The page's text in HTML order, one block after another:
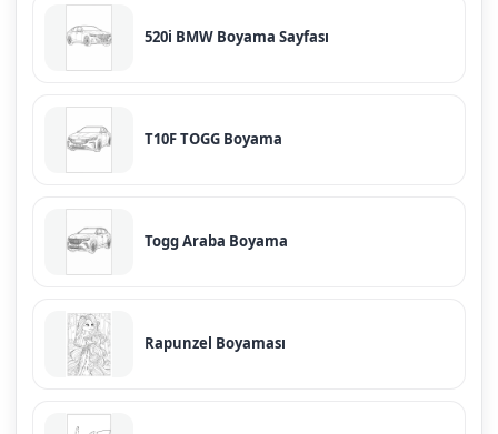
520i BMW Boyama Sayfası
T10F TOGG Boyama
Togg Araba Boyama
Rapunzel Boyaması